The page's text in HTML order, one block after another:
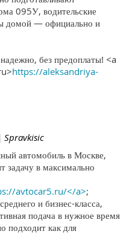
095У, водительские
домой — официально и
без предоплаты! <a
https://aleksandriya-
| Spravkisic
автомобиль в Москве,
в максимально
avtocar5.ru/</a>;
и бизнес-класса,
подача в нужное время
подходит как для